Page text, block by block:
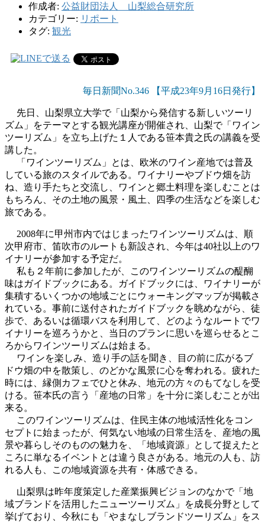
作成者: 公益財団法人 山梨総合研究所
カテゴリー: リポート
タグ: 観光
毎日新聞No.346 【平成23年9月16日発行】
先日、山梨県立大学で「山梨から発信する新しいツーリ
ズム」をテーマとする観光講座が開催され、山梨で「ワイン
ツーリズム」を立ち上げた１人である笹本貴之氏の講義を受
講した。
「ワインツーリズム」とは、欧米のワイン産地では普及
している旅のスタイルである。ワイナリーやブドウ畑を訪
ね、造り手たちと交流し、ワインと郷土料理を楽しむことは
もちろん、その土地の風景・風土、四季の生活などを楽しむ
旅である。
2008年に甲州市内ではじまったワインツーリズムは、順
次甲府市、笛吹市のルートも新設され、今年は40社以上のワ
イナリーが参加する予定だ。
私も２年前に参加したが、このワインツーリズムの醍醐
味はガイドブックにある。ガイドブックには、ワイナリーが
集積するいくつかの地域ごとにウォーキングマップが掲載さ
れている。事前に送付されたガイドブックを眺めながら、徒
歩で、あるいは循環バスを利用して、どのようなルートでワ
イナリーを巡ろうかと、当日のプランに思いを巡らせるとこ
ろからワインツーリズムは始まる。
ワインを楽しみ、造り手の話を聞き、目の前に広がるブ
ドウ畑の中を散策し、のどかな風景に心を奪われる。疲れた
時には、縁側カフェでひと休み、地元の方々のもてなしを受
ける。笹本氏の言う「産地の日常」を十分に楽しむことが出
来る。
このワインツーリズムは、住民主体の地域活性化をコン
セプトに始まったが、何気ない地域の日常生活を、産地の風
景や暮らしそのものの魅力を、「地域資源」として捉えたと
ころに単なるイベントとは違う良さがある。地元の人も、訪
れる人も、この地域資源を共有・体感できる。
山梨県は昨年度策定した産業振興ビジョンのなかで「地
域ブランドを活用したニューツーリズム」を成長分野として
挙げており、今秋にも「やまなしブランドツーリズム」をス